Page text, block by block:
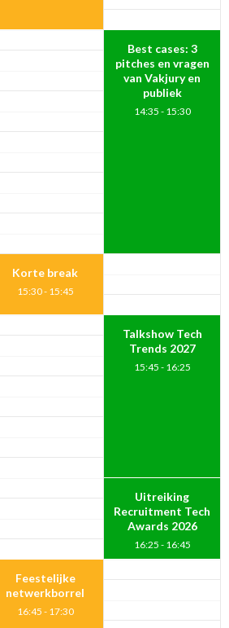
Korte break
15:30 - 15:45
Feestelijke
netwerkborrel
16:45 - 17:30
Best cases: 3
pitches en vragen
van Vakjury en
publiek
14:35 - 15:30
Talkshow Tech
Trends 2027
15:45 - 16:25
Uitreiking
Recruitment Tech
Awards 2026
16:25 - 16:45